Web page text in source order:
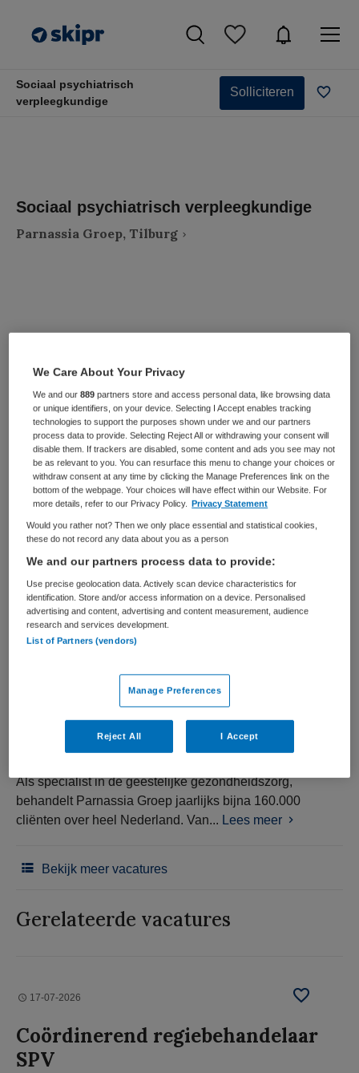
Sociaal psychiatrisch
verpleegkundige
Solliciteren
Sociaal psychiatrisch verpleegkundige
Parnassia Groep, Tilburg
VAKGEBIED FUNCTIE
Zelfstandige kliniek Tijdelijk met uitzicht op vast
PLAATSINGSDATUM
22 mei 2025
NIVEAU
HBO
ERVARING
Ervaren
DIENSTVERBAND
Parttime
Vacature niet beschikbaar
Deze vacature Sociaal psychiatrisch verpleegkundige bij
Parnassia Groep is niet meer actueel. Hieronder staan
enkele vergelijkbare vacatures die voor u wellicht
interessant zijn.
Als specialist in de geestelijke gezondheidszorg,
behandelt Parnassia Groep jaarlijks bijna 160.000
cliënten over heel Nederland. Van... Lees meer
Bekijk meer vacatures
Gerelateerde vacatures
17-07-2026
Coördinerend regiebehandelaar
SPV
We Care About Your Privacy
We and our889 partners store and access personal data, like browsing data
or unique identifiers, on your device. Selecting I Accept enables tracking
technologies to support the purposes shown under we and our partners
process data to provide. Selecting Reject All or withdrawing your consent will
disable them. If trackers are disabled, some content and ads you see may not
be as relevant to you. You can resurface this menu to change your choices or
withdraw consent at any time by clicking the Manage Preferences link on the
bottom of the webpage. Your choices will have effect within our Website. For
more details, refer to our Privacy Policy. Privacy Statement
Would you rather not? Then we only place essential and statistical cookies,
these do not record any data about you as a person
We and our partners process data to provide:
Use precise geolocation data. Actively scan device characteristics for
identification. Store and/or access information on a device. Personalised
advertising and content, advertising and content measurement, audience
research and services development.
List of Partners (vendors)
Manage Preferences
Reject All I Accept